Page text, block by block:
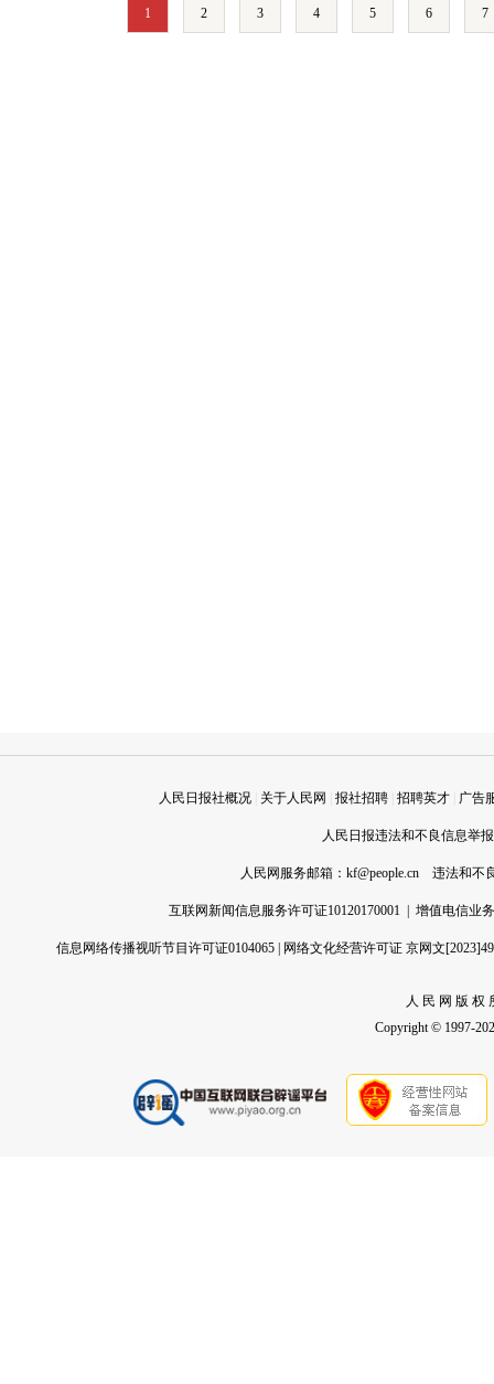
1 2 3 4 5 6 7
人民日报社概况 关于人民网 报社招聘 招聘英才 广告
人民日报违法和不良信息举
人民网服务邮箱： kf@people.cn 违法和不
互联网新闻信息服务许可证10120170001 增值电信业
信息网络传播视听节目许可证0104065 网络文化经营许可证 京网文
人 民 网 版 权
Copyright © 1997-